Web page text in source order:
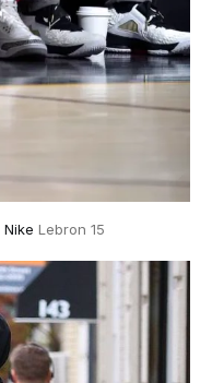
Nike Lebron 15